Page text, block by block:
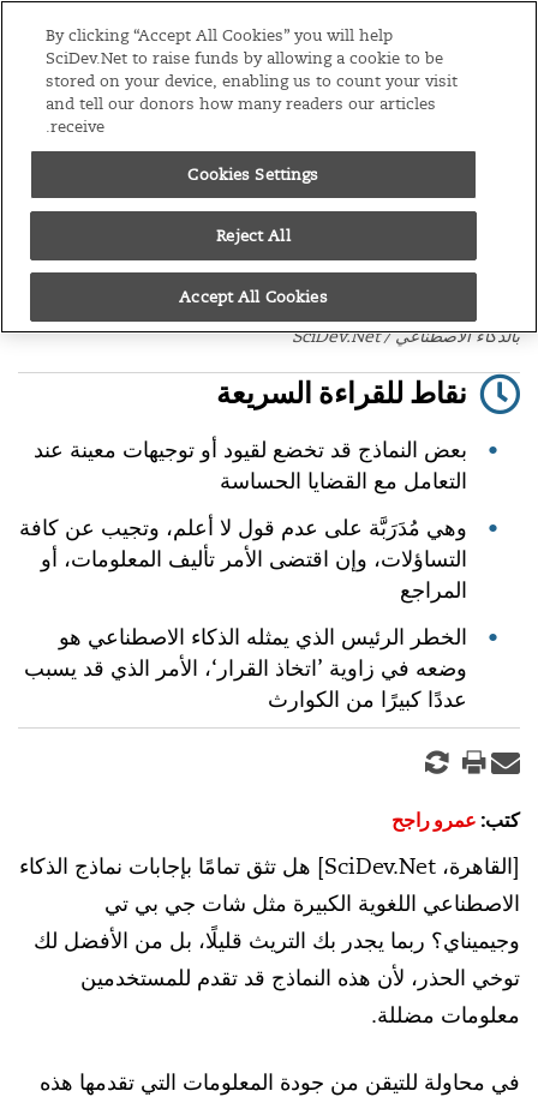
e
القائمة
الشرق الأوسط وشمال أفريقيا
الذكاء الاصطناعي/ مقال رأي
حين يتذاكى الذكاء الاصطناعي
نماذج الذكاء الاصطناعي قد تصنع معلومات تبدو حقيقية تمامًا، حتى لو
كانت قائمة على بيانات مفبركة. حقوق الصورة:صورة توضيحية مولدة
بالذكاء الاصطناعي / SciDev.Net
نقاط للقراءة السريعة
بعض النماذج قد تخضع لقيود أو توجيهات معينة عند
التعامل مع القضايا الحساسة
وهي مُدَرَبَّة على عدم قول لا أعلم، وتجيب عن كافة
التساؤلات، وإن اقتضى الأمر تأليف المعلومات، أو
المراجع
الخطر الرئيس الذي يمثله الذكاء الاصطناعي هو
وضعه في زاوية ’اتخاذ القرار‘، الأمر الذي قد يسبب
عددًا كبيرًا من الكوارث
كتب: عمرو راجح
[القاهرة، SciDev.Net] هل تثق تمامًا بإجابات نماذج الذكاء
الاصطناعي اللغوية الكبيرة مثل شات جي بي تي
وجيميناي؟ ربما يجدر بك التريث قليلًا، بل من الأفضل لك
توخي الحذر، لأن هذه النماذج قد تقدم للمستخدمين
معلومات مضللة.
في محاولة للتيقن من جودة المعلومات التي تقدمها هذه
By clicking “Accept All Cookies” you will help
SciDev.Net to raise funds by allowing a cookie to be
stored on your device, enabling us to count your visit
and tell our donors how many readers our articles
receive.
Cookies Settings
Reject All
Accept All Cookies